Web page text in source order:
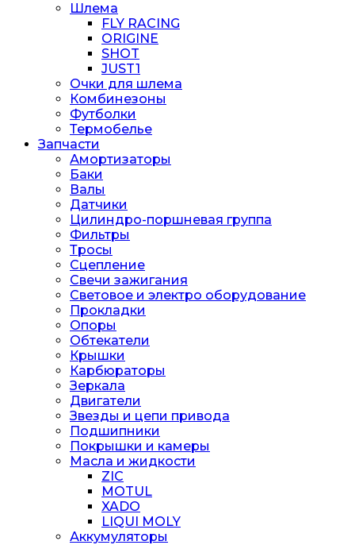
Шлема
FLY RACING
ORIGINE
SHOT
JUST1
Очки для шлема
Комбинезоны
Футболки
Термобелье
Запчасти
Амортизаторы
Баки
Валы
Датчики
Цилиндро-поршневая группа
Фильтры
Тросы
Сцепление
Свечи зажигания
Световое и электро оборудование
Прокладки
Опоры
Обтекатели
Крышки
Карбюраторы
Зеркала
Двигатели
Звезды и цепи привода
Подшипники
Покрышки и камеры
Масла и жидкости
ZIC
MOTUL
XADO
LIQUI MOLY
Аккумуляторы